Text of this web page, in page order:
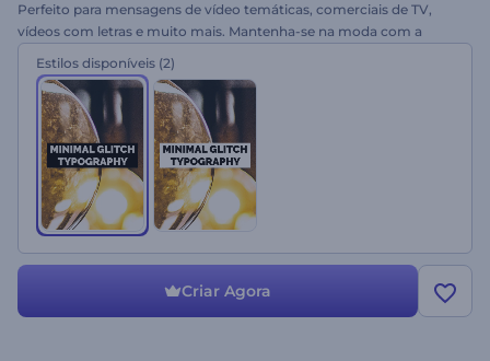
Perfeito para mensagens de vídeo temáticas, comerciais de TV,
vídeos com letras e muito mais. Mantenha-se na moda com a
Estilos disponíveis (2)
Criar Agora